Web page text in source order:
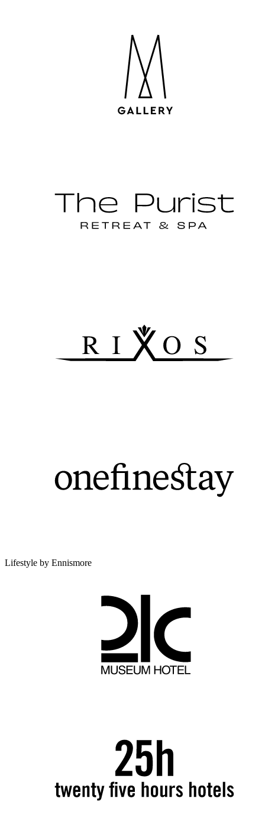
Lifestyle by Ennismore